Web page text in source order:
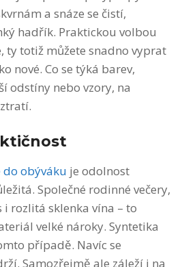
a snáze se čistí,
hadřík. Praktickou volbou
ty totiž můžete snadno vyprat
nové. Co se týká barev,
odstíny nebo vzory, na
do obýváku je odolnost
Společné rodinné večery,
rozlitá sklenka vína – to
velké nároky. Syntetika
případě. Navíc se
Samozřejmě ale záleží i na